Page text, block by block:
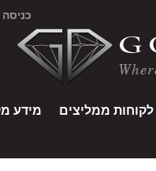
כניסה
לקוחות ממליצים מידע